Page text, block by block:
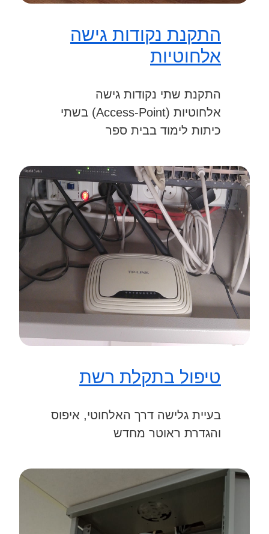
התקנת נקודות גישה
אלחוטיות
התקנת שתי נקודות גישה
אלחוטיות (Access-Point) בשתי
כיתות לימוד בבית ספר
טיפול בתקלת רשת
בעיית גלישה דרך האלחוטי, איפוס
והגדרת ראוטר מחדש